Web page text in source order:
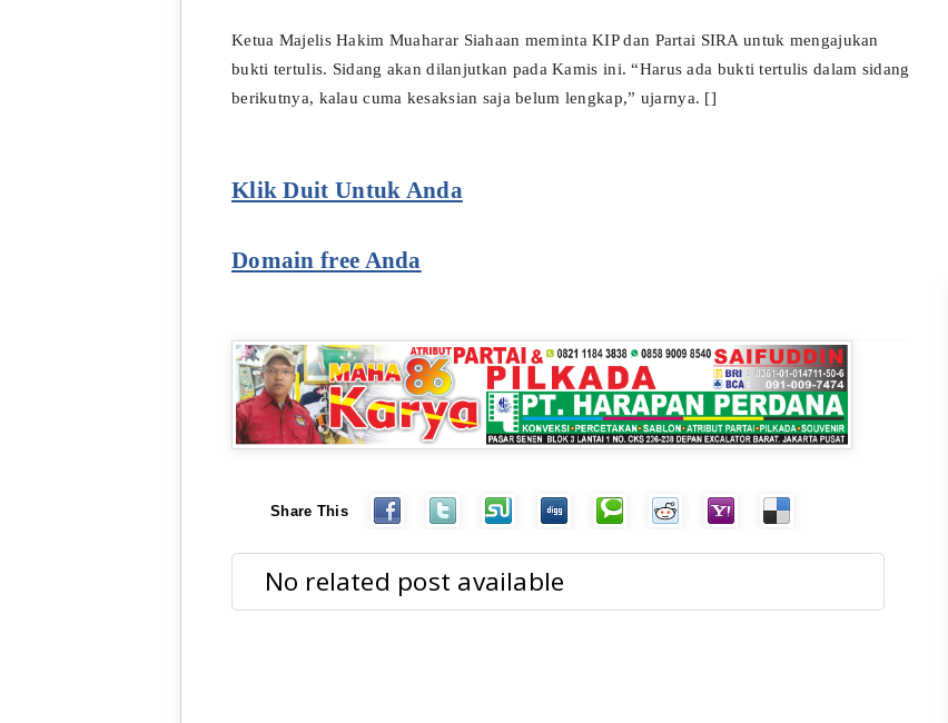
Ketua Majelis Hakim Muaharar Siahaan meminta KIP dan Partai SIRA untuk mengajukan
bukti tertulis. Sidang akan dilanjutkan pada Kamis ini. “Harus ada bukti tertulis dalam sidang
berikutnya, kalau cuma kesaksian saja belum lengkap,” ujarnya. []
Klik Duit Untuk Anda
Domain free Anda
Share This
No related post available